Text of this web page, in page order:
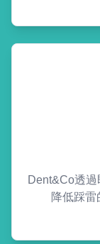
Dent&Co透過
降低踩雷